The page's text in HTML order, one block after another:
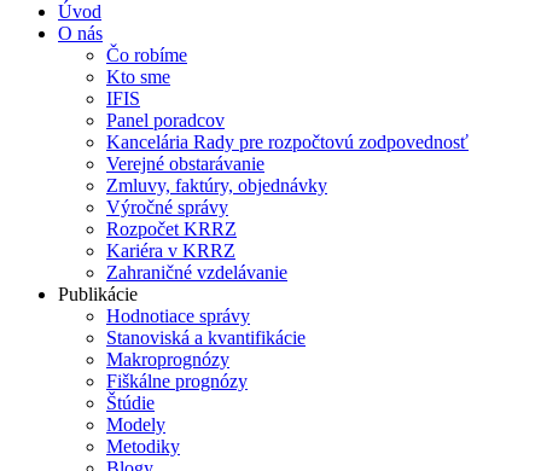
Úvod
O nás
Čo robíme
Kto sme
IFIS
Panel poradcov
Kancelária Rady pre rozpočtovú zodpovednosť
Verejné obstarávanie
Zmluvy, faktúry, objednávky
Výročné správy
Rozpočet KRRZ
Kariéra v KRRZ
Zahraničné vzdelávanie
Publikácie
Hodnotiace správy
Stanoviská a kvantifikácie
Makroprognózy
Fiškálne prognózy
Štúdie
Modely
Metodiky